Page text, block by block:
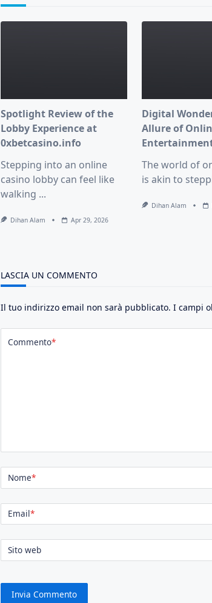
Spotlight Review of the
Lobby Experience at
0xbetcasino.info
Stepping into an online
casino lobby can feel like
walking ...
Dihan Alam Apr 29, 2026
Digital
Allure of
The world of
is akin to
Dihan Alam
LASCIA UN COMMENTO
Il tuo indirizzo email non sarà pubblicato. I campi
Commento*
Nome*
Email*
Sito web